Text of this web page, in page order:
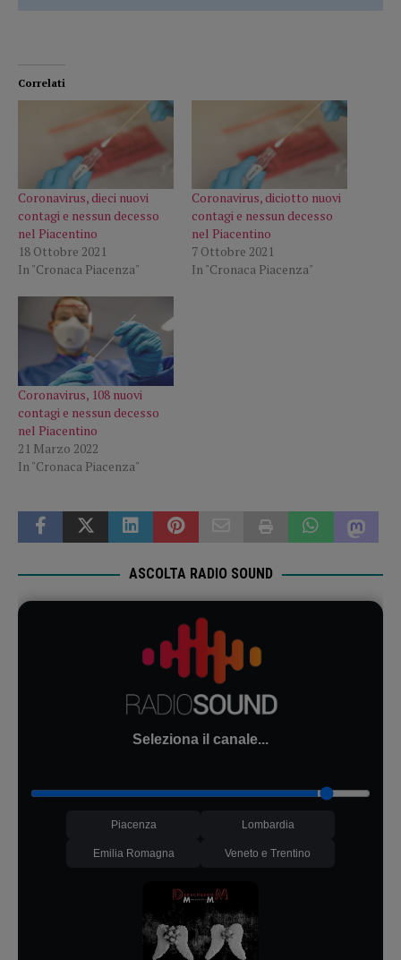
Correlati
Coronavirus, dieci nuovi
contagi e nessun decesso
nel Piacentino
18 Ottobre 2021
In "Cronaca Piacenza"
Coronavirus, diciotto nuovi
contagi e nessun decesso
nel Piacentino
7 Ottobre 2021
In "Cronaca Piacenza"
Coronavirus, 108 nuovi
contagi e nessun decesso
nel Piacentino
21 Marzo 2022
In "Cronaca Piacenza"
ASCOLTA RADIO SOUND
Seleziona il canale...
Piacenza Lombardia
Emilia Romagna Veneto e Trentino